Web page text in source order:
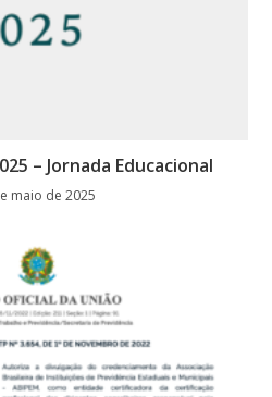
– Jornada Educacional
maio de 2025